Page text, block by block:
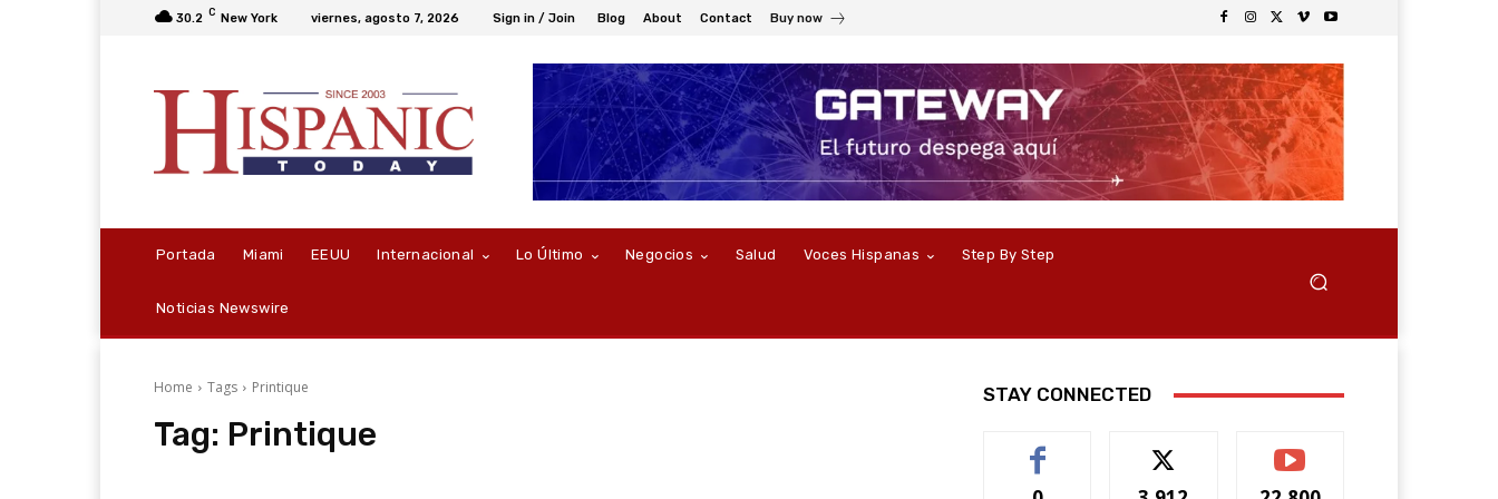
30.2 C New York viernes, agosto 7, 2026 Sign in / Join Blog About Contact Buy now
Portada Miami EEUU Internacional Lo Último Negocios Salud Voces Hispanas Step By Step
Noticias Newswire
Home Tags Printique
Tag: Printique
STAY CONNECTED